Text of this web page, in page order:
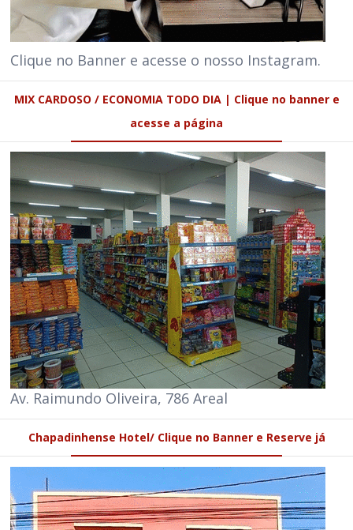
Clique no Banner e acesse o nosso Instagram.
MIX CARDOSO / ECONOMIA TODO DIA | Clique no banner e
acesse a página
Av. Raimundo Oliveira, 786 Areal
Chapadinhense Hotel/ Clique no Banner e Reserve já